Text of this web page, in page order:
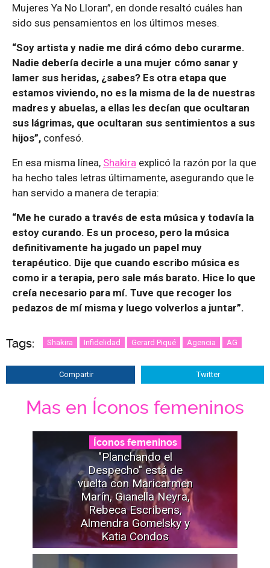
Mujeres Ya No Lloran”, en donde resaltó cuáles han
sido sus pensamientos en los últimos meses.
“Soy artista y nadie me dirá cómo debo curarme.
Nadie debería decirle a una mujer cómo sanar y
lamer sus heridas, ¿sabes? Es otra etapa que
estamos viviendo, no es la misma de la de nuestras
madres y abuelas, a ellas les decían que ocultaran
sus lágrimas, que ocultaran sus sentimientos a sus
hijos”, confesó.
En esa misma línea, Shakira explicó la razón por la que
ha hecho tales letras últimamente, asegurando que le
han servido a manera de terapia:
“Me he curado a través de esta música y todavía la
estoy curando. Es un proceso, pero la música
definitivamente ha jugado un papel muy
terapéutico. Dije que cuando escribo música es
como ir a terapia, pero sale más barato. Hice lo que
creía necesario para mí. Tuve que recoger los
pedazos de mí misma y luego volverlos a juntar”.
Tags: Shakira Infidelidad Gerard Piqué Agencia AG
Compartir Twitter
Mas en Íconos femeninos
Íconos femeninos
"Planchando el
Despecho" está de
vuelta con Maricarmen
Marín, Gianella Neyra,
Rebeca Escribens,
Almendra Gomelsky y
Katia Condos